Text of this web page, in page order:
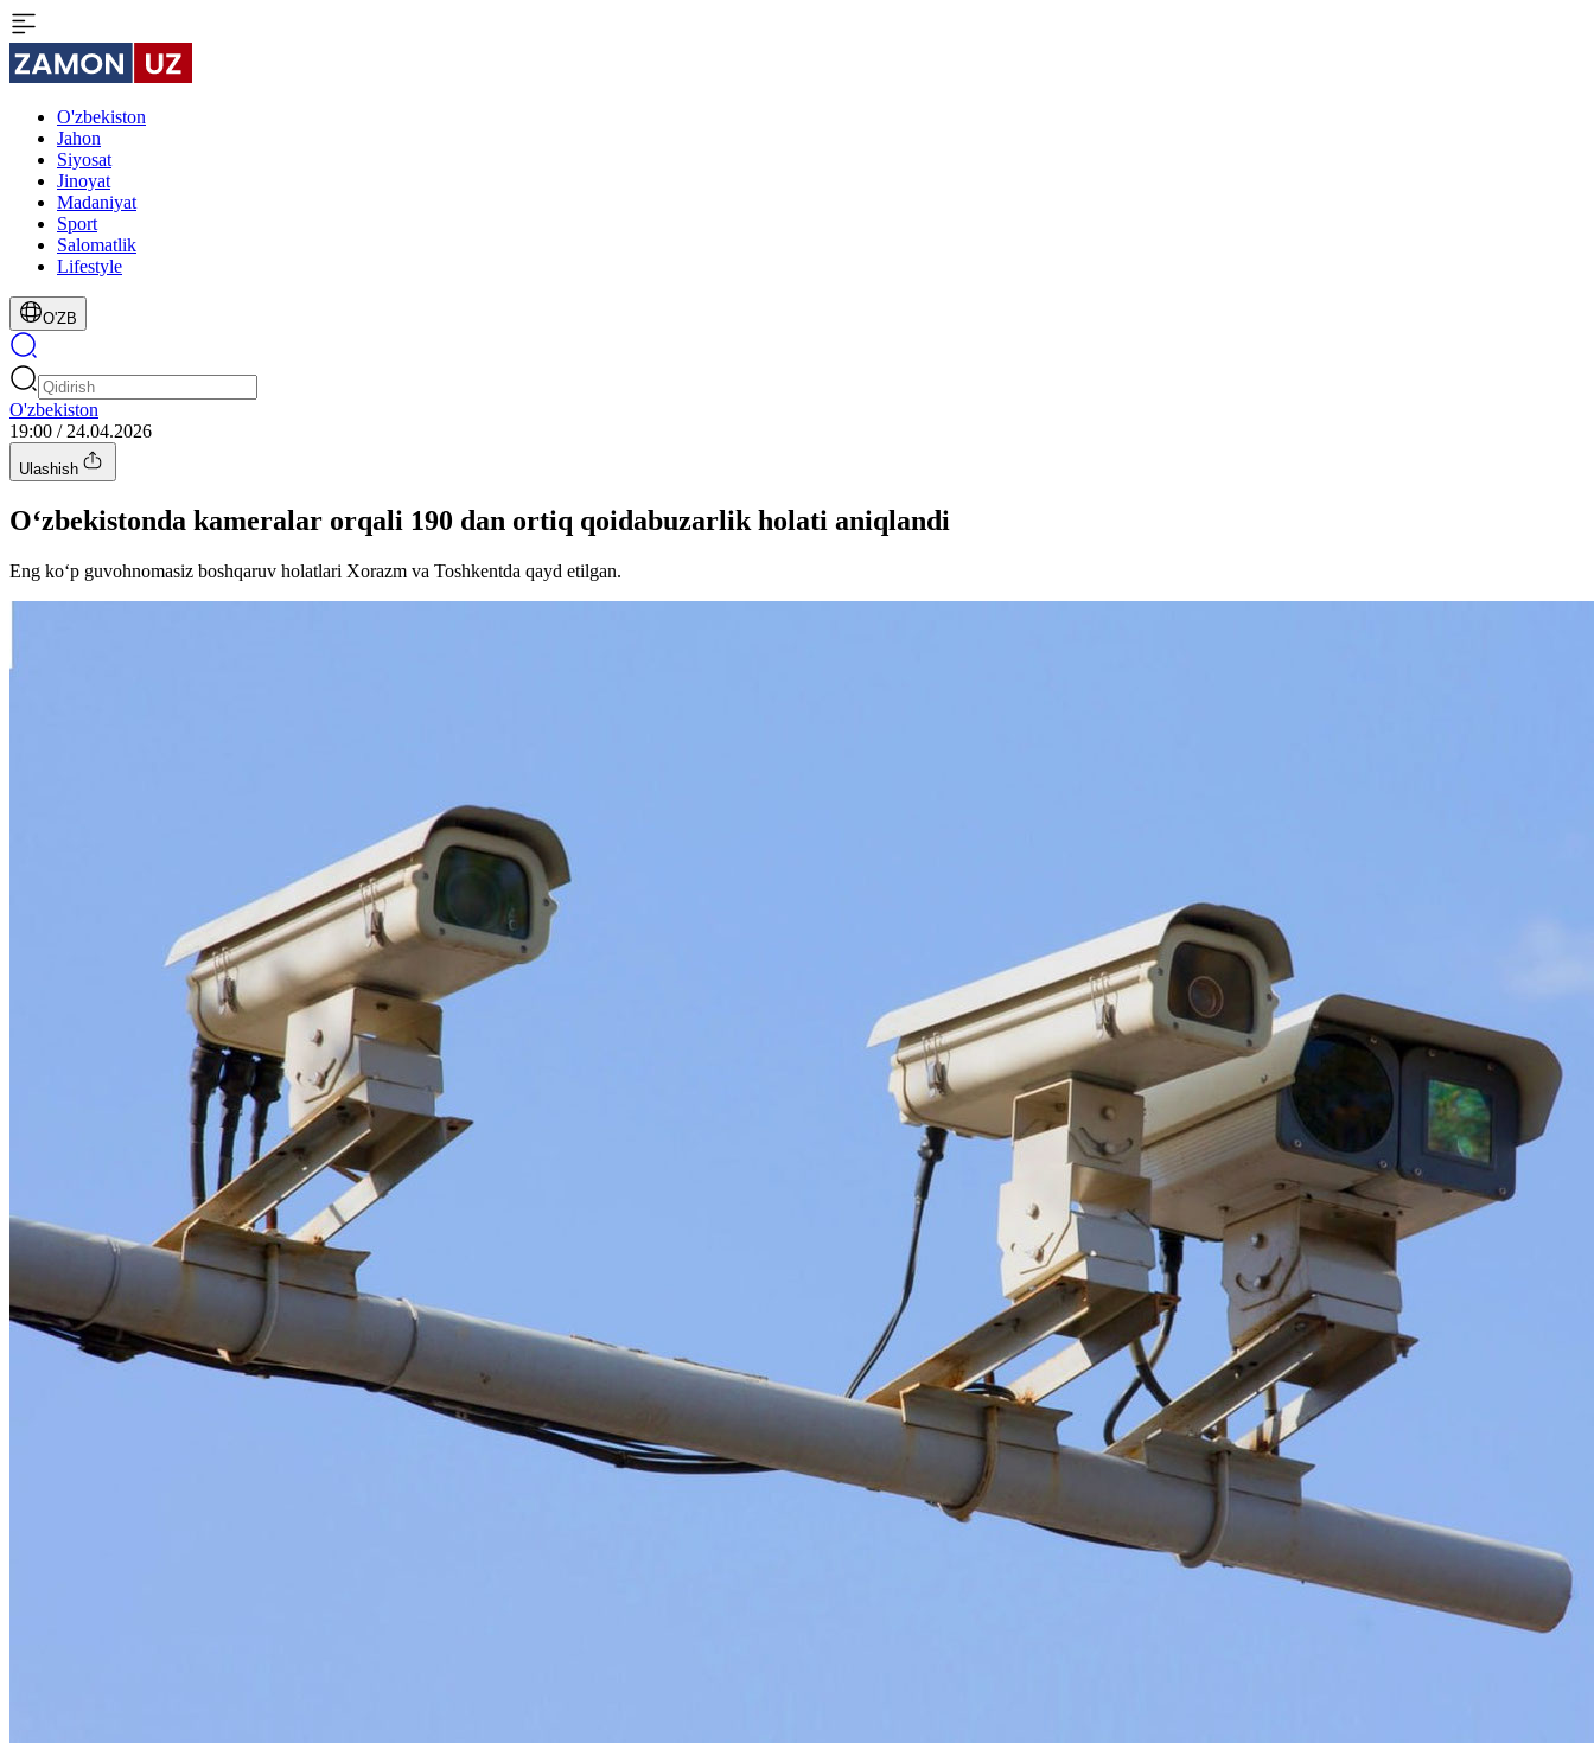
O'zbekiston
Jahon
Siyosat
Jinoyat
Madaniyat
Sport
Salomatlik
Lifestyle
O'ZB
O'zbekiston
19:00 / 24.04.2026
Ulashish
O‘zbekistonda kameralar orqali 190 dan ortiq qoidabuzarlik holati aniqlandi
Eng ko‘p guvohnomasiz boshqaruv holatlari Xorazm va Toshkentda qayd etilgan.